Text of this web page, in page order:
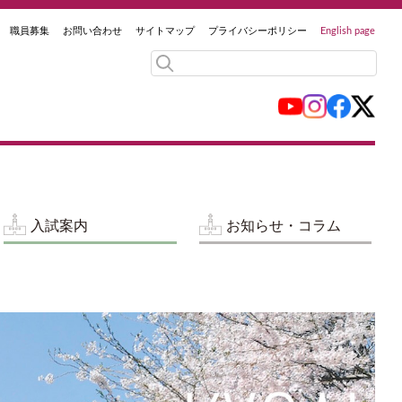
職員募集 お問い合わせ サイトマップ プライバシーポリシー English page
入試案内 お知らせ・コラム